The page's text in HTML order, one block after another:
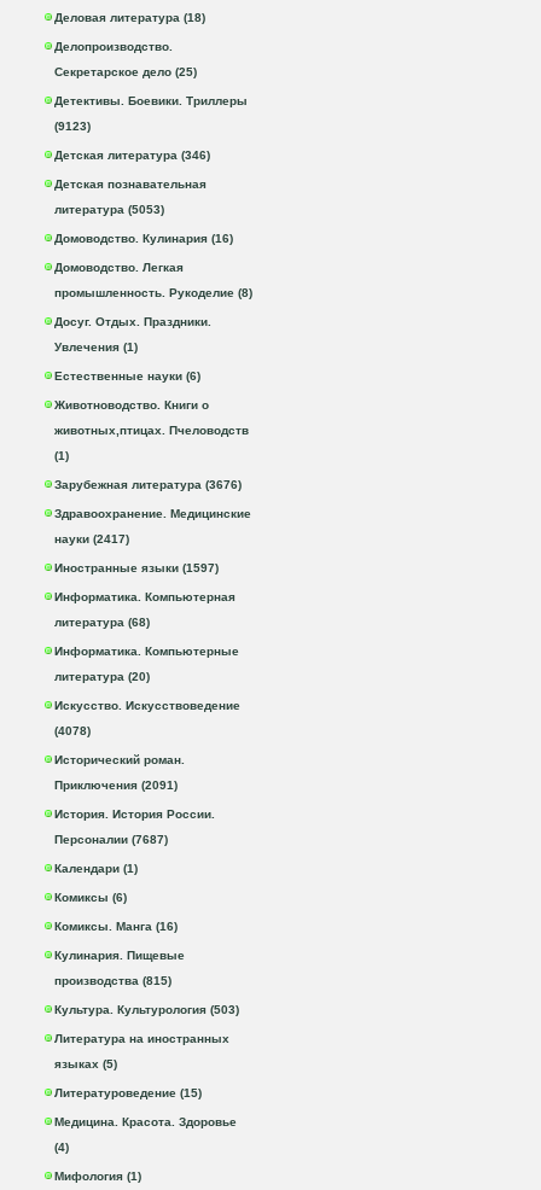
Деловая литература (18)
Делопроизводство.
Секретарское дело (25)
Детективы. Боевики. Триллеры
(9123)
Детская литература (346)
Детская познавательная
литература (5053)
Домоводство. Кулинария (16)
Домоводство. Легкая
промышленность. Рукоделие (8)
Досуг. Отдых. Праздники.
Увлечения (1)
Естественные науки (6)
Животноводство. Книги о
животных,птицах. Пчеловодств
(1)
Зарубежная литература (3676)
Здравоохранение. Медицинские
науки (2417)
Иностранные языки (1597)
Информатика. Компьютерная
литература (68)
Информатика. Компьютерные
литература (20)
Искусство. Искусствоведение
(4078)
Исторический роман.
Приключения (2091)
История. История России.
Персоналии (7687)
Календари (1)
Комиксы (6)
Комиксы. Манга (16)
Кулинария. Пищевые
производства (815)
Культура. Культурология (503)
Литература на иностранных
языках (5)
Литературоведение (15)
Медицина. Красота. Здоровье
(4)
Мифология (1)